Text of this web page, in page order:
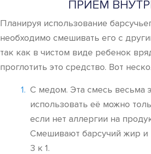
ПРИЕМ
Планируя использование
необходимо смешивать его с
так как в чистом виде ребенок
проглотить это средство. Вот
С медом. Эта смесь весьма
использовать её можно
если нет аллергии на
Смешивают барсучий жир
3 к 1.